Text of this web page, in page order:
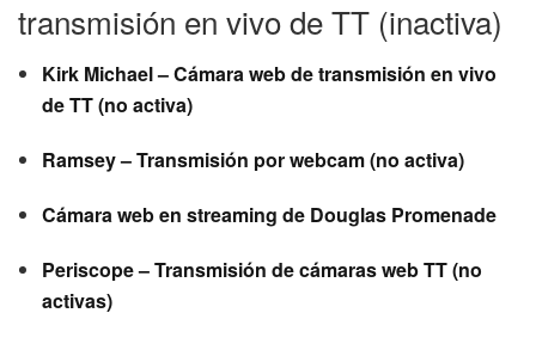
transmisión en vivo de TT (inactiva)
Kirk Michael – Cámara web de transmisión en vivo
de TT (no activa)
Ramsey – Transmisión por webcam (no activa)
Cámara web en streaming de Douglas Promenade
Periscope – Transmisión de cámaras web TT (no
activas)